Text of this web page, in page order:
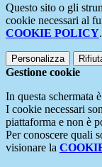
Questo sito o gli
cookie necessari al
COOKIE POLICY.
Personalizza
Gestione cookie
In questa schermata
I cookie necessari
piattaforma e non è
Per conoscere quali
visionare la